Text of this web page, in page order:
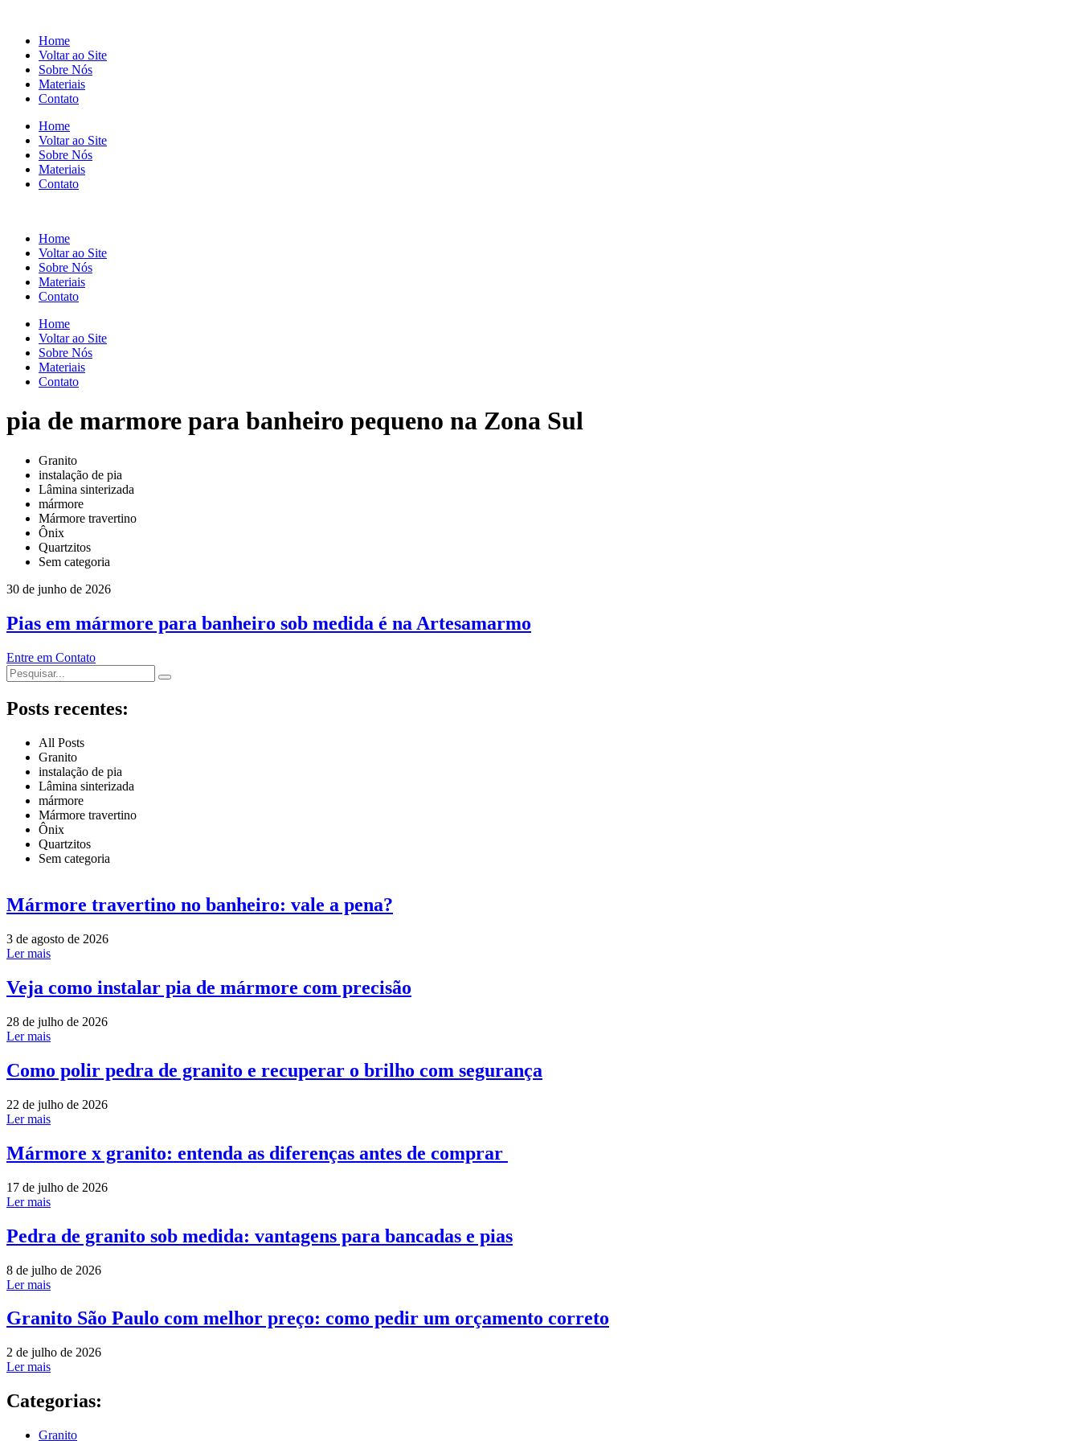
Home
Voltar ao Site
Sobre Nós
Materiais
Contato
Home
Voltar ao Site
Sobre Nós
Materiais
Contato
Home
Voltar ao Site
Sobre Nós
Materiais
Contato
Home
Voltar ao Site
Sobre Nós
Materiais
Contato
pia de marmore para banheiro pequeno na Zona Sul
Granito
instalação de pia
Lâmina sinterizada
mármore
Mármore travertino
Ônix
Quartzitos
Sem categoria
30 de junho de 2026
Pias em mármore para banheiro sob medida é na Artesamarmo
Entre em Contato
Posts recentes:
All Posts
Granito
instalação de pia
Lâmina sinterizada
mármore
Mármore travertino
Ônix
Quartzitos
Sem categoria
Mármore travertino no banheiro: vale a pena?
3 de agosto de 2026
Ler mais
Veja como instalar pia de mármore com precisão
28 de julho de 2026
Ler mais
Como polir pedra de granito e recuperar o brilho com segurança
22 de julho de 2026
Ler mais
Mármore x granito: entenda as diferenças antes de comprar
17 de julho de 2026
Ler mais
Pedra de granito sob medida: vantagens para bancadas e pias
8 de julho de 2026
Ler mais
Granito São Paulo com melhor preço: como pedir um orçamento correto
2 de julho de 2026
Ler mais
Categorias:
Granito